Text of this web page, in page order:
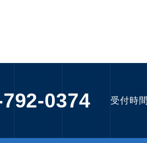
0374 受付時間